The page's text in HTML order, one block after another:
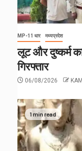
MP-11 धार मध्यप्रदेश
लूट और दुष्कर्म
गिरफ्तार
06/08/2026
1 min read